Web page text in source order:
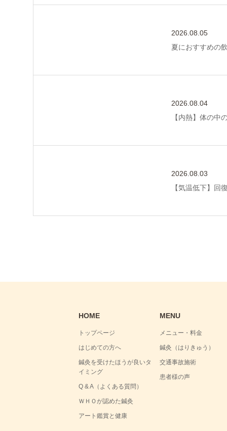
2026.08.05
夏におすすめの
2026.08.04
【内熱】体の中
2026.08.03
【気温低下】回
HOME
トップページ
はじめての方へ
鍼灸を受けたほうが良いタ
イミング
Q & A（よくある質問）
ＷＨＯが認めた鍼灸
アート鑑賞と健康
MENU
メニュー・料金
鍼灸（はりきゅう）
交通事故施術
患者様の声